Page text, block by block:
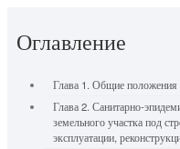
Оглавление
Глава 1. Общие положения
Глава 2. Санитарно-
земельного участка под
эксплуатации,